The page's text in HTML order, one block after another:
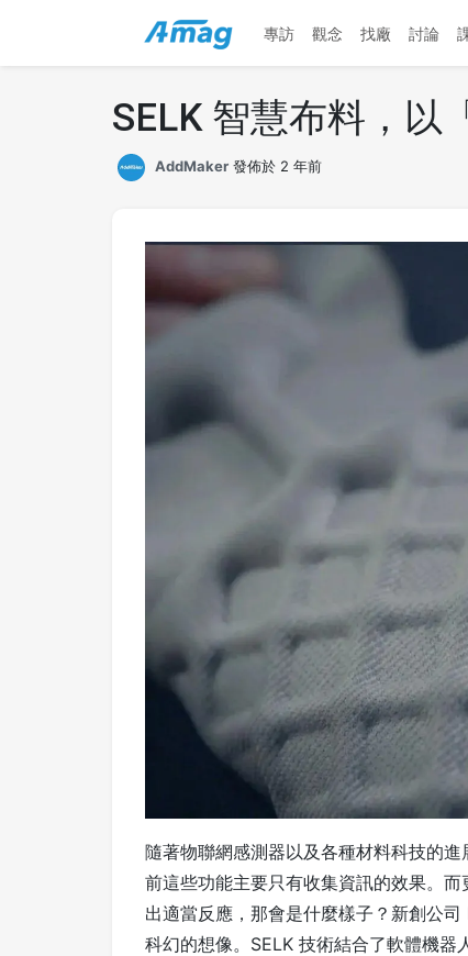
專訪 觀念 找廠 討論
SELK 智慧布料，以
AddMaker 發佈於 2 年前
隨著物聯網感測器以及各種材料科技的
前這些功能主要只有收集資訊的效果。
出適當反應，那會是什麼樣子？新創公
科幻的想像。SELK 技術結合了軟體機